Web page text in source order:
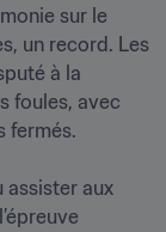
sur le
un record. Les
à la
foules, avec
fermés.
aux